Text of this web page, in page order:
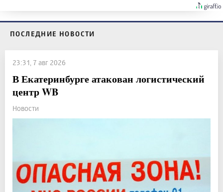
ПОСЛЕДНИЕ НОВОСТИ
23:31, 7 авг 2026
В Екатеринбурге атакован логистический
центр WB
Новости